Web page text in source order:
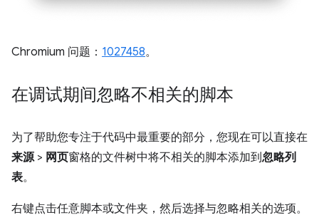
Chromium 问题： 1027458。
在调试期间忽略不相关的脚本
为了帮助您专注于代码中最重要的部分，您现在可以直接在
来源> 网页窗格的文件树中将不相关的脚本添加到忽略列
表。
右键点击任意脚本或文件夹，然后选择与忽略相关的选项。